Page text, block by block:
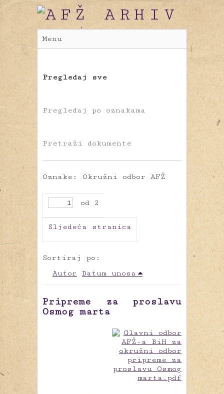
Menu
Pregledaj sve
Pregledaj po oznakama
Pretraži dokumente
Oznake: Okružni odbor AFŽ
od 2
Sljedeća stranica
Sortiraj po:
Autor
Datum unosa
Pripreme za proslavu
Osmog marta